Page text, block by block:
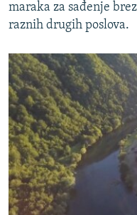
maraka za sađenje
raznih drugih poslova.